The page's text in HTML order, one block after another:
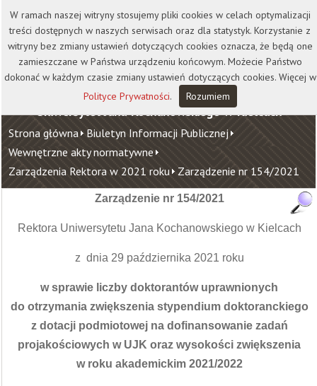
Kontakt Biblioteka
Wydawnictwo
Wirtualna Uczelnia
Uniwersytet Jana Kochanowskiego w Kielcach
Strona główna Biuletyn Informacji Publicznej
Wewnętrzne akty normatywne
Zarządzenia Rektora w 2021 roku Zarządzenie nr 154/2021
Zarządzenie nr 154/2021
Rektora Uniwersytetu Jana Kochanowskiego w Kielcach
z dnia 29 października 2021 roku
w sprawie liczby doktorantów uprawnionych
do otrzymania zwiększenia stypendium doktoranckiego
z dotacji podmiotowej na dofinansowanie zadań
projakościowych w UJK oraz wysokości zwiększenia
w roku akademickim 2021/2022
W ramach naszej witryny stosujemy pliki cookies w celach optymalizacji
treści dostępnych w naszych serwisach oraz dla statystyk. Korzystanie z
witryny bez zmiany ustawień dotyczących cookies oznacza, że będą one
zamieszczane w Państwa urządzeniu końcowym. Możecie Państwo
dokonać w każdym czasie zmiany ustawień dotyczących cookies. Więcej w
Polityce Prywatności. Rozumiem